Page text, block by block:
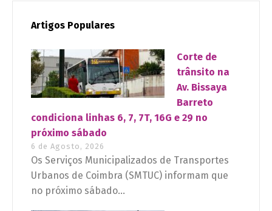
Artigos Populares
Corte de
trânsito na
Av. Bissaya
Barreto
condiciona linhas 6, 7, 7T, 16G e 29 no
próximo sábado
6 de Agosto, 2026
Os Serviços Municipalizados de Transportes
Urbanos de Coimbra (SMTUC) informam que
no próximo sábado...